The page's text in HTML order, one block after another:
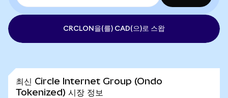
CRCLON을(를) CAD(으)로 스왑
최신 Circle Internet Group (Ondo
Tokenized) 시장 정보